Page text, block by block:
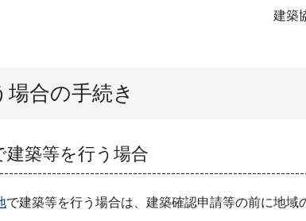
建築
合の手続き
建築等を行う場合
で建築等を行う場合は、建築確認申請等の前に地域